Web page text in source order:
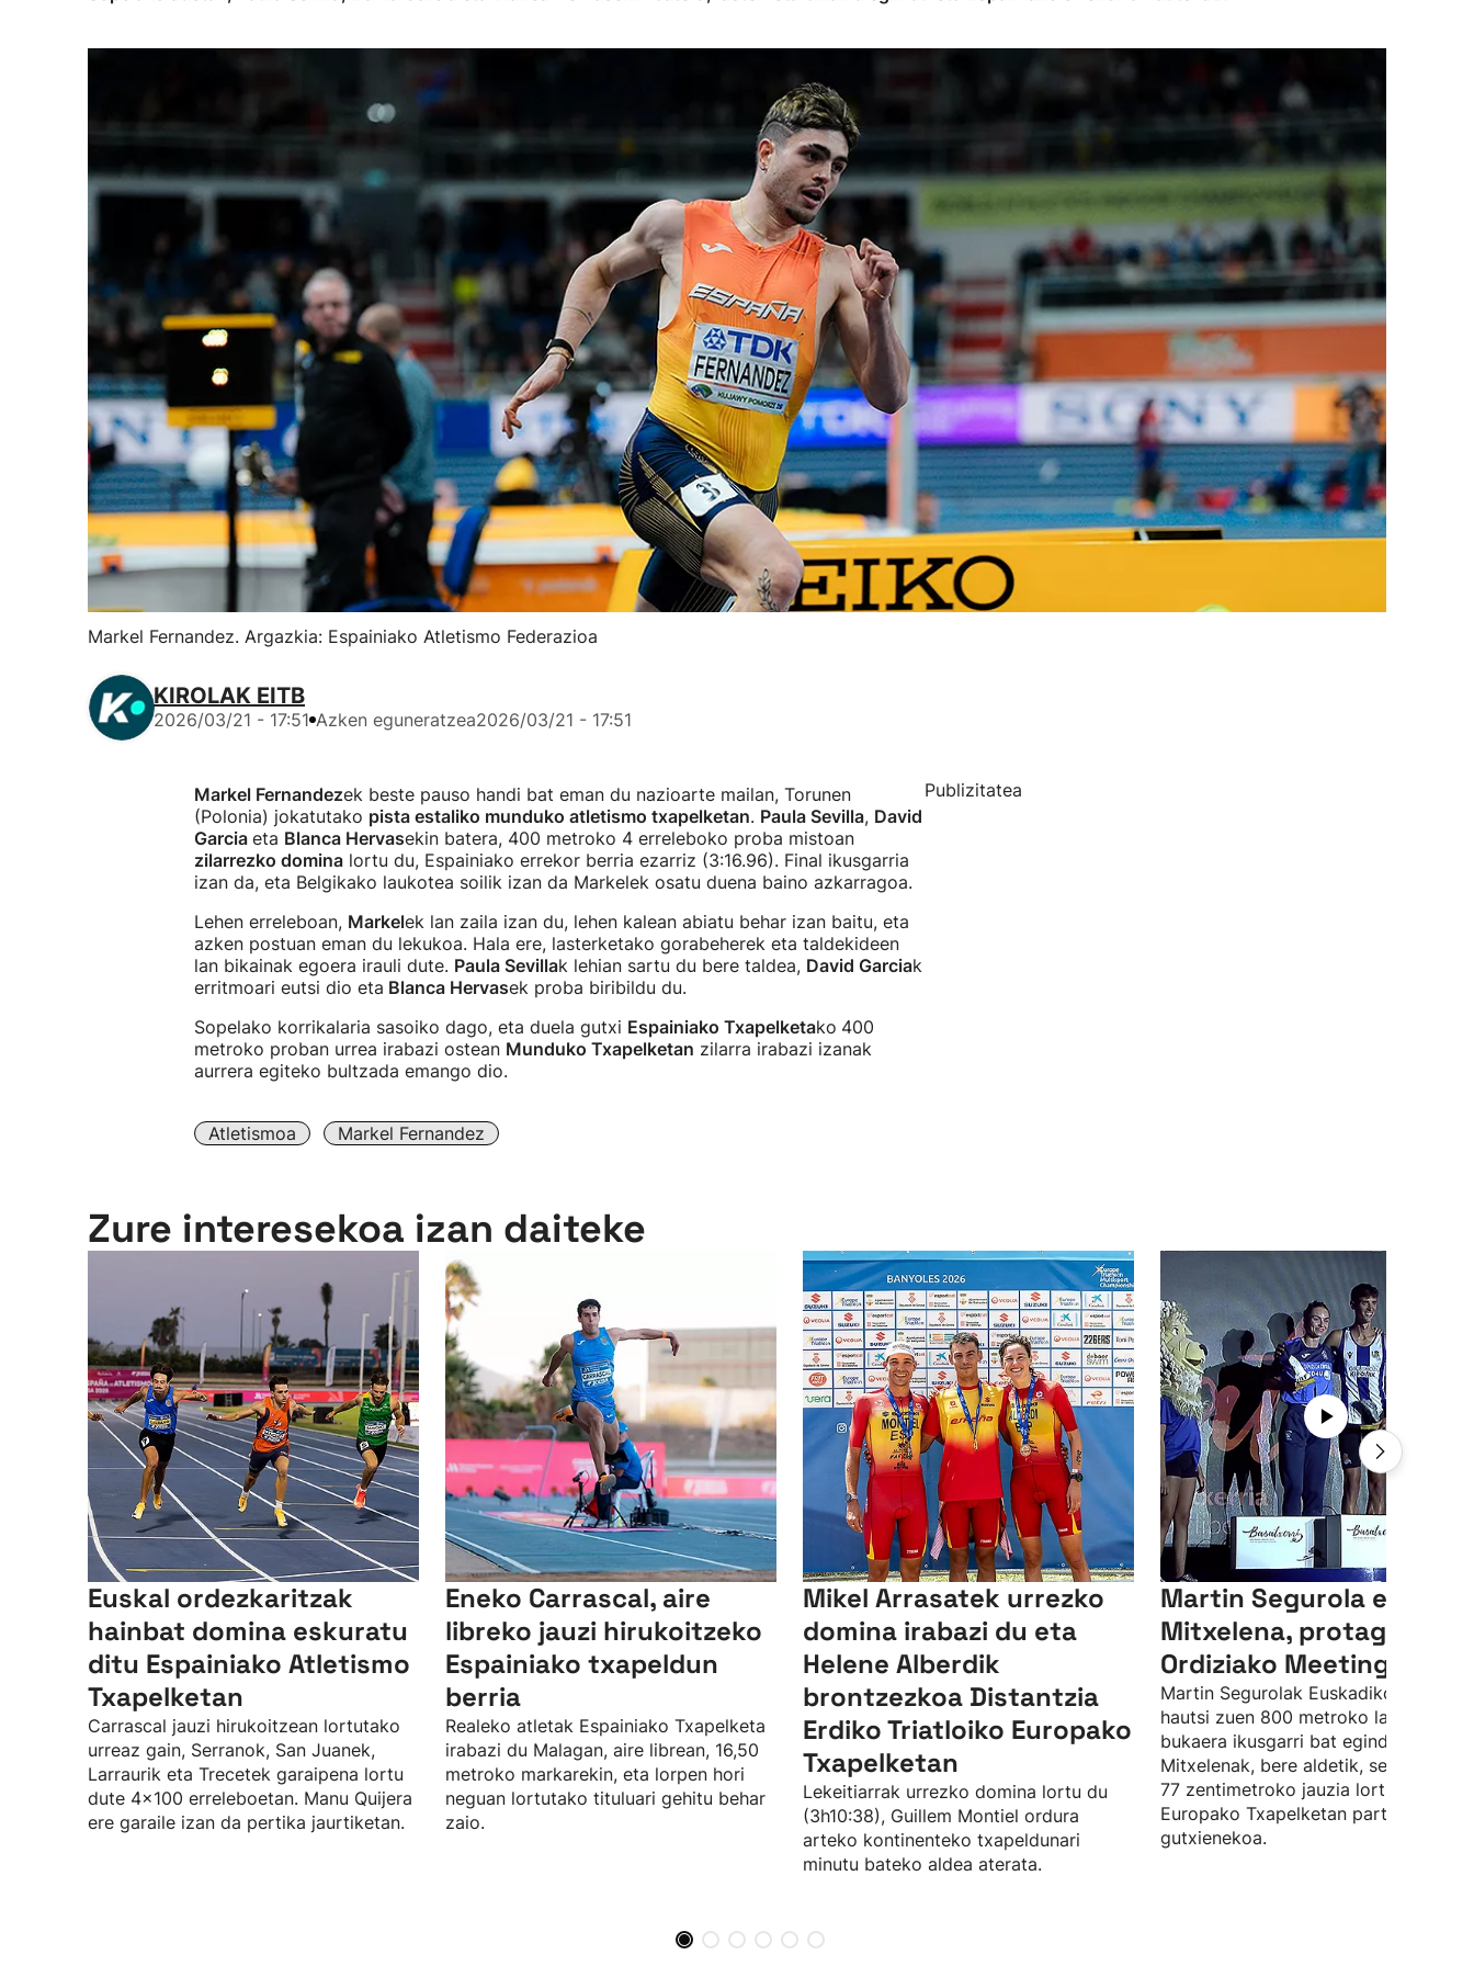
Markel Fernandez. Argazkia: Espainiako Atletismo Federazioa
KIROLAK EITB
2026/03/21 - 17:51 Azken eguneratzea2026/03/21 - 17:51
Markel Fernandezek beste pauso handi bat eman du nazioarte mailan, Torunen
(Polonia) jokatutako pista estaliko munduko atletismo txapelketan. Paula Sevilla, David
Garcia eta Blanca Hervasekin batera, 400 metroko 4 erreleboko proba mistoan
zilarrezko domina lortu du, Espainiako errekor berria ezarriz (3:16.96). Final ikusgarria
izan da, eta Belgikako laukotea soilik izan da Markelek osatu duena baino azkarragoa.
Lehen erreleboan, Markelek lan zaila izan du, lehen kalean abiatu behar izan baitu, eta
azken postuan eman du lekukoa. Hala ere, lasterketako gorabeherek eta taldekideen
lan bikainak egoera irauli dute. Paula Sevillak lehian sartu du bere taldea, David Garciak
erritmoari eutsi dio eta Blanca Hervasek proba biribildu du.
Sopelako korrikalaria sasoiko dago, eta duela gutxi Espainiako Txapelketako 400
metroko proban urrea irabazi ostean Munduko Txapelketan zilarra irabazi izanak
aurrera egiteko bultzada emango dio.
Atletismoa Markel Fernandez
Publizitatea
Zure interesekoa izan daiteke
Euskal ordezkaritzak
hainbat domina eskuratu
ditu Espainiako Atletismo
Txapelketan
Carrascal jauzi hirukoitzean lortutako
urreaz gain, Serranok, San Juanek,
Larraurik eta Trecetek garaipena lortu
dute 4x100 erreleboetan. Manu Quijera
ere garaile izan da pertika jaurtiketan.
Eneko Carrascal, aire
libreko jauzi hirukoitzeko
Espainiako txapeldun
berria
Realeko atletak Espainiako Txapelketa
irabazi du Malagan, aire librean, 16,50
metroko markarekin, eta lorpen hori
neguan lortutako tituluari gehitu behar
zaio.
Mikel Arrasatek urrezko
domina irabazi du eta
Helene Alberdik
brontzezkoa Distantzia
Erdiko Triatloiko Europako
Txapelketan
Lekeitiarrak urrezko domina lortu du
(3h10:38), Guillem Montiel ordura
arteko kontinenteko txapeldunari
minutu bateko aldea aterata.
Martin Segurola eta Irati
Mitxelena, protagonista
Ordiziako Meetingean
Martin Segurolak Euskadiko
hautsi zuen 800 metroko lasterketan
bukaera ikusgarri bat eginda. Irati
Mitxelenak, bere aldetik, sei metro
77 zentimetroko jauzia lortu zuen,
Europako Txapelketan parte
gutxienekoa.